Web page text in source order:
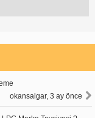
okansalgar, 3 ay önce